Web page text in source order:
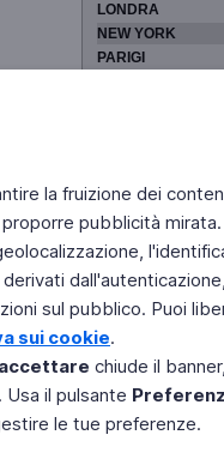
la fruizione dei
pubblicità mirata.
sul pubblico. Puoi
sui cookie.
chiude il
il pulsante
le tue preferenze.
LONDRA
NEW YORK
PARIGI